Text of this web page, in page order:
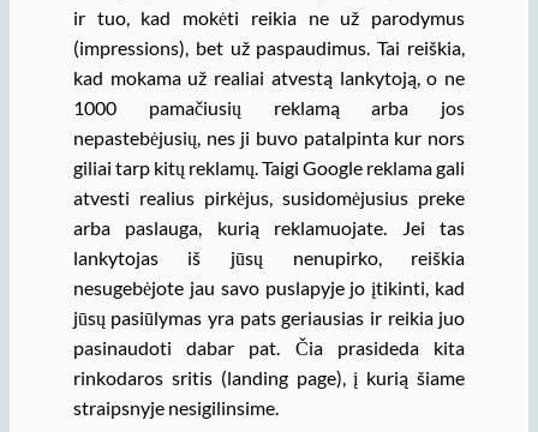
ir tuo, kad mokėti reikia ne už parodymus
(impressions), bet už paspaudimus. Tai reiškia,
kad mokama už realiai atvestą lankytoją, o ne
1000 pamačiusių reklamą arba jos
nepastebėjusių, nes ji buvo patalpinta kur nors
giliai tarp kitų reklamų. Taigi Google reklama gali
atvesti realius pirkėjus, susidomėjusius preke
arba paslauga, kurią reklamuojate. Jei tas
lankytojas iš jūsų nenupirko, reiškia
nesugebėjote jau savo puslapyje jo įtikinti, kad
jūsų pasiūlymas yra pats geriausias ir reikia juo
pasinaudoti dabar pat. Čia prasideda kita
rinkodaros sritis (landing page), į kurią šiame
straipsnyje nesigilinsime.